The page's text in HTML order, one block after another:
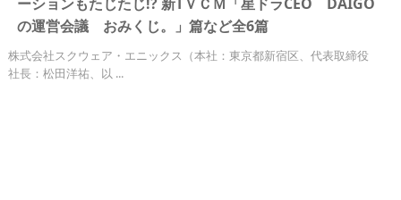
の運営会議 おみくじ。」篇など全6篇
株式会社スクウェア・エニックス（本社：東京都新宿区、代表取締役
社長：松田洋祐、以 ...